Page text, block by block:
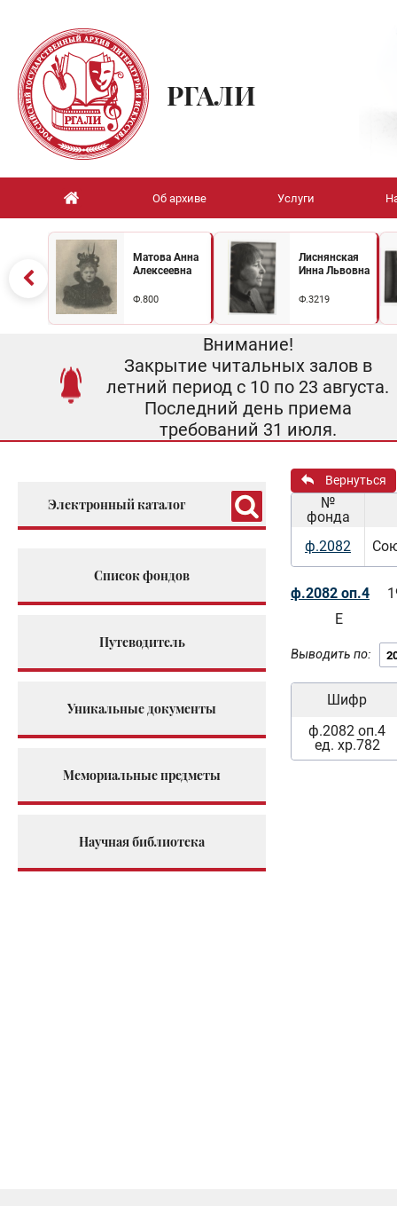
РГАЛИ
Об архиве Услуги
Матова Анна
Алексеевна
Ф.800
Лиснянская
Инна Львовна
Ф.3219
Внимание!
Закрытие читальных залов в
летний период с 10 по 23 августа.
Последний день приема
требований 31 июля.
Электронный каталог
Список фондов
Путеводитель
Уникальные документы
Мемориальные предметы
Научная библиотека
Вернуться
№
фонда
ф.2082
ф.2082 оп.4
Е
Выводить по:
Шифр
ф.2082 оп.4
ед. хр.782